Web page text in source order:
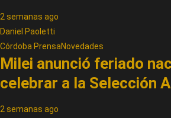
2 semanas ago
Daniel Paoletti
Córdoba PrensaNovedades
Milei anunció feriado
celebrar a la Selección
2 semanas ago